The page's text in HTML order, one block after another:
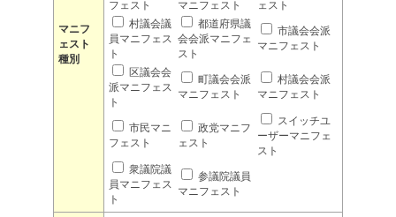
マニフ
ェスト
種別
フェスト
マニフェスト
ェスト
村議会議
員マニフェス
ト
都道府県議
会会派マニフェ
スト
市議会会派
マニフェスト
区議会会
派マニフェス
ト
町議会会派
マニフェスト
村議会会派
マニフェスト
市民マニ
フェスト
政党マニフ
ェスト
スイッチユ
ーザーマニフェ
スト
衆議院議
員マニフェス
ト
参議院議員
マニフェスト